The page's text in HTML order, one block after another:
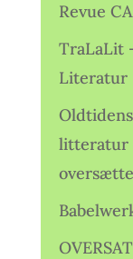
Revue
TraLaLit
Literatur
litteratur
OVERSAT